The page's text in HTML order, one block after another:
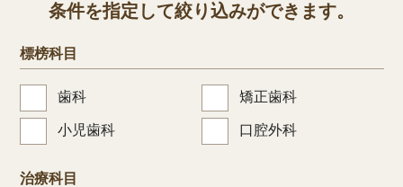
条件を指定して絞り込みができます。
標榜科目
歯科 矯正歯科
小児歯科 口腔外科
治療科目